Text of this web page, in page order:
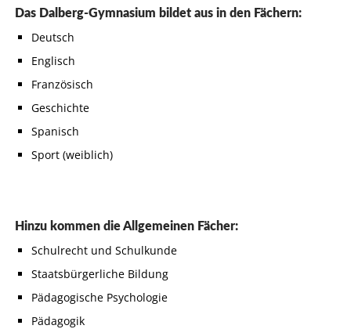
Das Dalberg-Gymnasium bildet aus in den Fächern:
Deutsch
Englisch
Französisch
Geschichte
Spanisch
Sport (weiblich)
Hinzu kommen die Allgemeinen Fächer:
Schulrecht und Schulkunde
Staatsbürgerliche Bildung
Pädagogische Psychologie
Pädagogik